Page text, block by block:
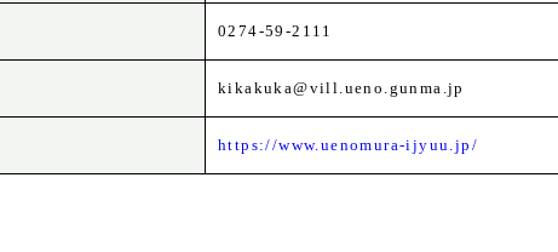
0274-59-2111
kikakuka@vill.ueno.gunma.jp
https://www.uenomura-ijyuu.jp/